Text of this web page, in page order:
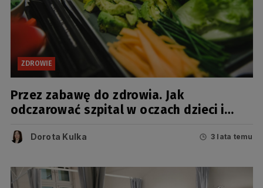
ZDROWIE
Przez zabawę do zdrowia. Jak
odczarować szpital w oczach dzieci i
Dorota Kulka 3 lata temu